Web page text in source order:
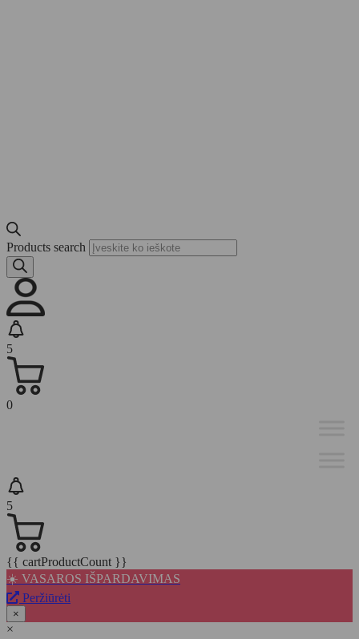
Products search
5
0
5
{{ cartProductCount }}
☀️ VASAROS IŠPARDAVIMAS
Peržiūrėti
×
×